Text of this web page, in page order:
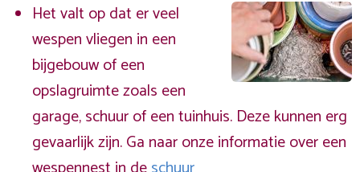
Het valt op dat er veel
wespen vliegen in een
bijgebouw of een
opslagruimte zoals een
garage, schuur of een tuinhuis. Deze kunnen erg
gevaarlijk zijn. Ga naar onze informatie over een